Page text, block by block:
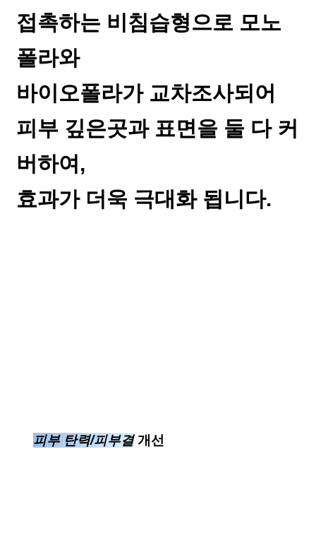
접촉하는 비침습형으로 모노
폴라와
바이오폴라가 교차조사되어
피부 깊은곳과 표면을 둘 다 커
버하여,
효과가 더욱 극대화 됩니다.
피부 탄력/피부결개선